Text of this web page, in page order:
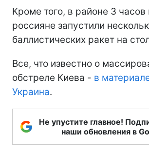
Кроме того, в районе 3 часов
россияне запустили
баллистических ракет на
Все, что известно о
обстреле Киева - в
Украина.
Не упустите главное!
наши обновления в